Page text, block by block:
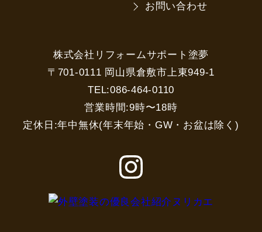
お問い合わせ
株式会社リフォームサポート塗夢
〒701-0111 岡山県倉敷市上東949-1
TEL:086-464-0110
営業時間:9時〜18時
定休日:年中無休(年末年始・GW・お盆は除く)